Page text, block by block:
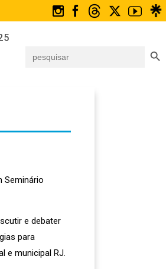
for:
Seminário
e debater
para
e municipal RJ.